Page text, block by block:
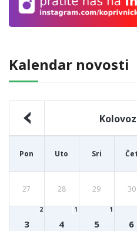
Kalendar novosti
Kolovoz
Pon Uto Sri Čet
27 28 29 30
3
2
4
1
5
1
6